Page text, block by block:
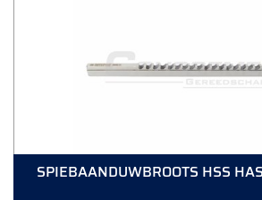
SPIEBAANDUWBROOTS HSS